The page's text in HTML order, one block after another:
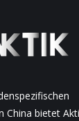
China bietet